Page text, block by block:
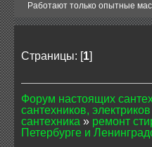
Работают только опытные
Страницы: [1]
Форум настоящих
сантехников,
сантехника » ремонт
Петербурге и